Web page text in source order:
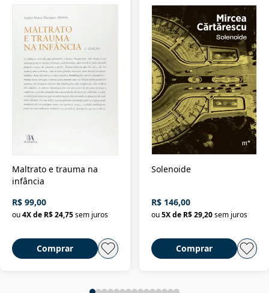
Maltrato e trauma na
infância
R$ 99,00
ou4X de R$ 24,75sem juros
Comprar
Solenoide
R$ 146,00
ou 5X de R$ 29,20 sem juros
Comprar